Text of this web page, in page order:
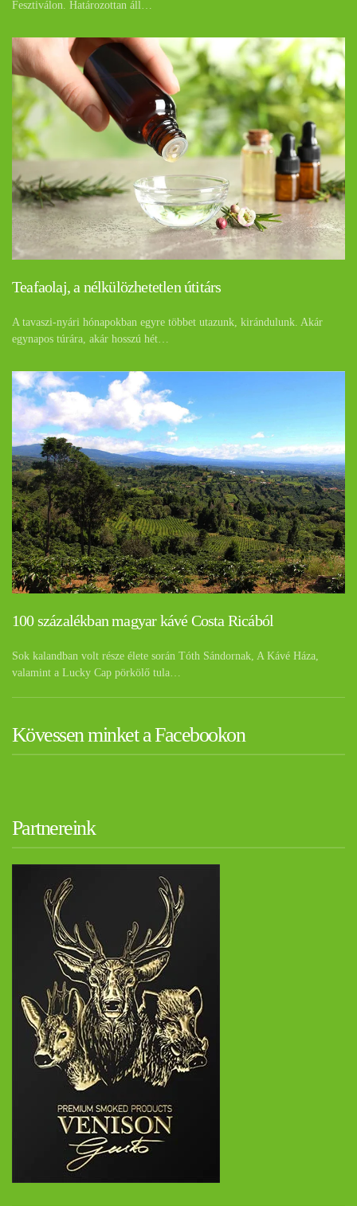
Fesztiválon. Határozottan áll…
Teafaolaj, a nélkülözhetetlen útitárs
A tavaszi-nyári hónapokban egyre többet utazunk, kirándulunk. Akár
egynapos túrára, akár hosszú hét…
100 százalékban magyar kávé Costa Ricából
Sok kalandban volt része élete során Tóth Sándornak, A Kávé Háza,
valamint a Lucky Cap pörkölő tula…
Kövessen minket a Facebookon
Partnereink